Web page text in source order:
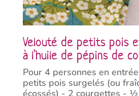
Velouté de petits pois
à l’huile de pépins de
Pour 4 personnes en
petits pois surgelés (ou
écossés) - 2 courgettes -